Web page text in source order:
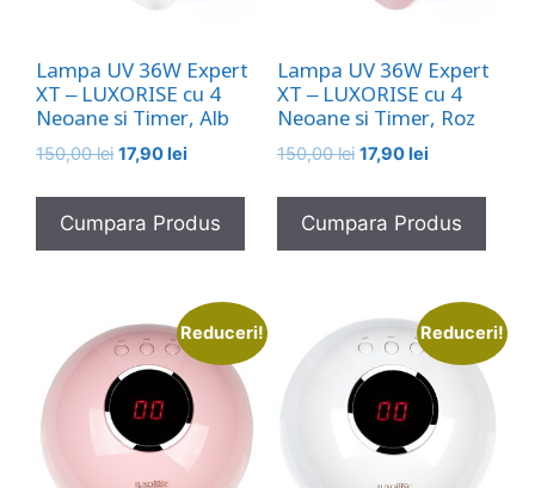
Lampa UV 36W Expert
XT – LUXORISE cu 4
Neoane si Timer, Alb
150,00lei Prețul
a
fost:
150,00 lei.
17,90lei
este:
17,90 lei.
Cumpara Produs
Lampa UV 36W Expert
XT – LUXORISE cu 4
Neoane si Timer, Roz
150,00lei Prețul
a
fost:
150,00 lei.
17,90leiPrețul
este:
17,90 lei.
Cumpara Produs
Reduceri! Reduceri!